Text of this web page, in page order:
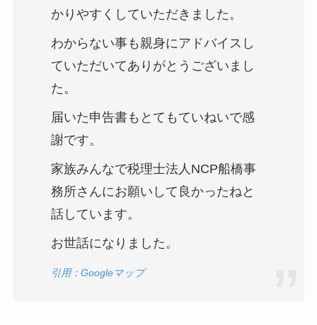
かりやすくしていただきました。
わからない事も親身にアドバイスし
ていただいてありがとうございまし
た。
届いた申告書もとてもていねいで感
謝です。
家族みんなで税理士法人NCP船橋事
務所さんにお願いして良かったねと
話しています。
お世話になりました。
引用：Googleマップ